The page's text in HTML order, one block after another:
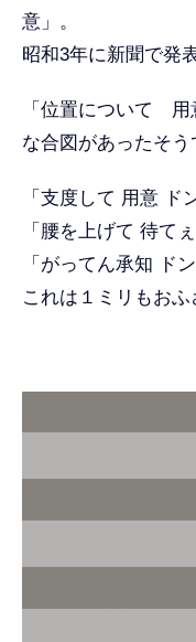
意」。
昭和3年に新聞で発
「位置について
な合図があったそ
「支度して 用意 ド
「腰を上げて 待てぇ
「がってん承知 ドン
これは１ミリもお